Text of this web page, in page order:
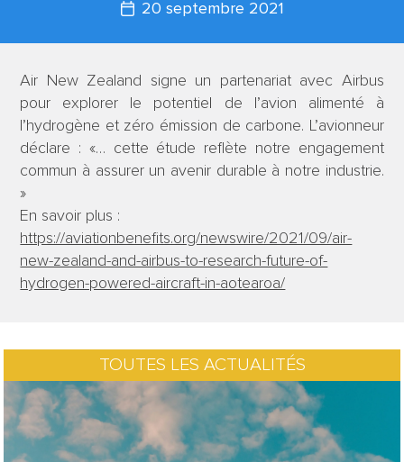
20 septembre 2021
Air New Zealand signe un partenariat avec Airbus
pour explorer le potentiel de l’avion alimenté à
l’hydrogène et zéro émission de carbone. L’avionneur
déclare : «… cette étude reflète notre engagement
commun à assurer un avenir durable à notre industrie.
»
En savoir plus :
https://aviationbenefits.org/newswire/2021/09/air-
new-zealand-and-airbus-to-research-future-of-
hydrogen-powered-aircraft-in-aotearoa/
TOUTES LES ACTUALITÉS